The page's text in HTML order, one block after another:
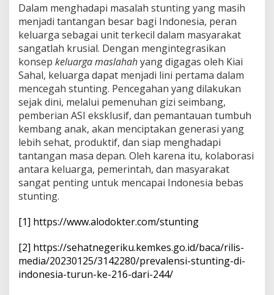
Dalam menghadapi masalah stunting yang masih
menjadi tantangan besar bagi Indonesia, peran
keluarga sebagai unit terkecil dalam masyarakat
sangatlah krusial. Dengan mengintegrasikan
konsep keluarga maslahahyang digagas oleh Kiai
Sahal, keluarga dapat menjadi lini pertama dalam
mencegah stunting. Pencegahan yang dilakukan
sejak dini, melalui pemenuhan gizi seimbang,
pemberian ASI eksklusif, dan pemantauan tumbuh
kembang anak, akan menciptakan generasi yang
lebih sehat, produktif, dan siap menghadapi
tantangan masa depan. Oleh karena itu, kolaborasi
antara keluarga, pemerintah, dan masyarakat
sangat penting untuk mencapai Indonesia bebas
stunting.
[1] https://www.alodokter.com/stunting
[2] https://sehatnegeriku.kemkes.go.id/baca/rilis-
media/20230125/3142280/prevalensi-stunting-di-
indonesia-turun-ke-216-dari-244/